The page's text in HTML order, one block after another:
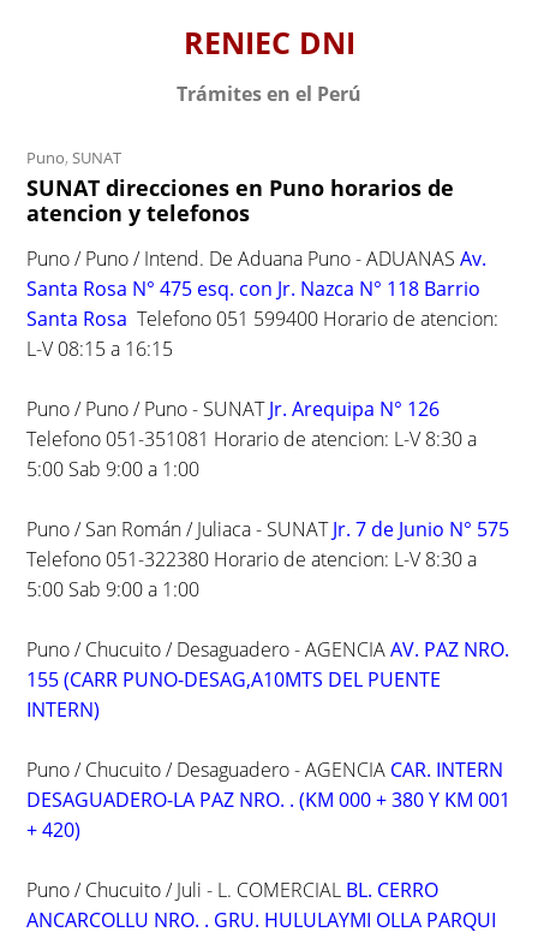
RENIEC DNI
Trámites en el Perú
Puno,SUNAT
SUNAT direcciones en Puno horarios de
atencion y telefonos
Puno / Puno / Intend. De Aduana Puno - ADUANASAv.
Santa Rosa N° 475 esq. con Jr. Nazca N° 118 Barrio
Santa Rosa Telefono 051 599400 Horario de atencion:
L-V 08:15 a 16:15
Puno / Puno / Puno - SUNATJr. Arequipa N° 126
Telefono 051-351081 Horario de atencion: L-V 8:30 a
5:00 Sab 9:00 a 1:00
Puno / San Román / Juliaca - SUNATJr. 7 de Junio N° 575
Telefono 051-322380 Horario de atencion: L-V 8:30 a
5:00 Sab 9:00 a 1:00
Puno / Chucuito / Desaguadero - AGENCIAAV. PAZ NRO.
155 (CARR PUNO-DESAG,A10MTS DEL PUENTE
INTERN)
Puno / Chucuito / Desaguadero - AGENCIA CAR. INTERN
DESAGUADERO-LA PAZ NRO. . (KM 000 + 380 Y KM 001
+ 420)
Puno / Chucuito / Juli - L. COMERCIAL BL. CERRO
ANCARCOLLU NRO. . GRU. HULULAYMI OLLA PARQUI